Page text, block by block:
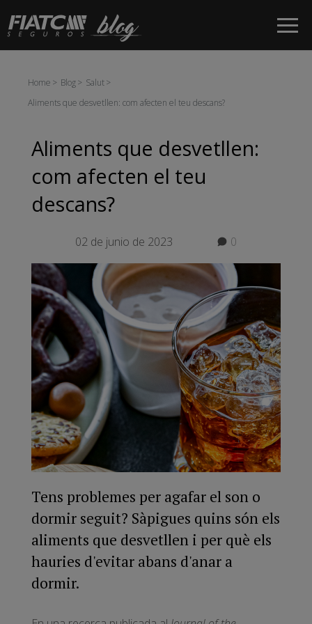
Salta al contingut principal
Home Blog
Salut
Aliments que desvetllen: com afecten el teu descans?
Aliments que desvetllen:
com afecten el teu
descans?
02 de junio de 2023 0
Tens problemes per agafar el son o
dormir seguit? Sàpigues quins són els
aliments que desvetllen i per què els
hauries d'evitar abans d'anar a
dormir.